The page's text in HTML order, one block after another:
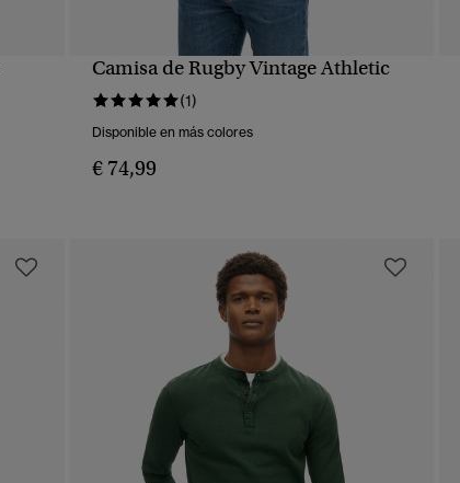
VISTA RÁPIDA
Camisa de Rugby Vintage Athletic
(1)
Disponible en más colores
€ 74,99